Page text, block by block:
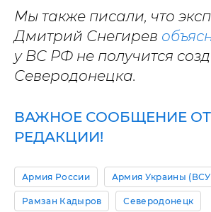
Мы также писали, что
Дмитрий Снегирев
у ВС РФ не получится
Северодонецка.
ВАЖНОЕ СООБЩЕНИЕ ОТ
РЕДАКЦИИ!
Армия России Армия Украины
Рамзан Кадыров Северодонецк